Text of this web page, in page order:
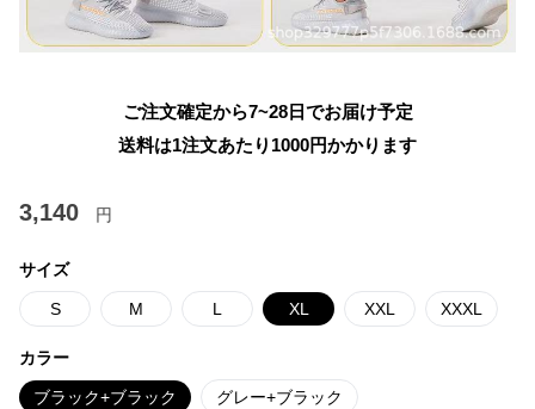
ご注文確定から7~28日でお届け予定
送料は1注文あたり 1000円かかります
3,140 円
サイズ
S M L XL XXL XXXL
カラー
ブラック+ブラック グレー+ブラック